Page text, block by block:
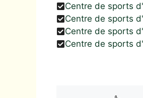
Centre de sports
Centre de sports
Centre de sports
Centre de sports